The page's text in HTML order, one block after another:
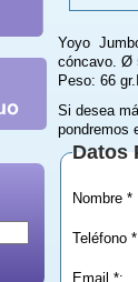
Yoyo
cóncavo. Ø
Peso: 66
Si desea
pondremos
Datos
Email *: